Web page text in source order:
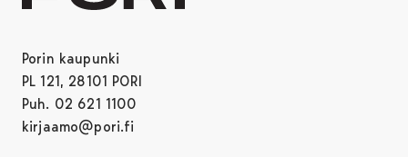
Porin kaupunki
PL 121, 28101 PORI
Puh. 02 621 1100
kirjaamo@pori.fi